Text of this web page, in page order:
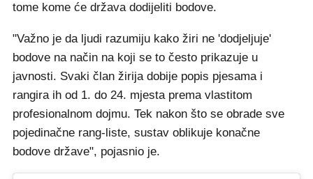
tome kome će država dodijeliti bodove.
"Važno je da ljudi razumiju kako žiri ne 'dodjeljuje'
bodove na način na koji se to često prikazuje u
javnosti. Svaki član žirija dobije popis pjesama i
rangira ih od 1. do 24. mjesta prema vlastitom
profesionalnom dojmu. Tek nakon što se obrade sve
pojedinačne rang-liste, sustav oblikuje konačne
bodove države", pojasnio je.